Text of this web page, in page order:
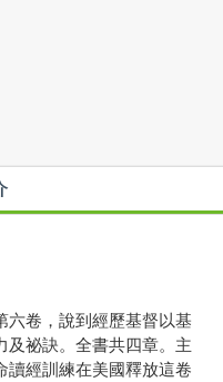
六卷，說到經歷基督以基
及祕訣。全書共四章。主
讀經訓練在美國釋放這卷